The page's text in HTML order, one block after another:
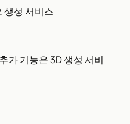
생성 서비스
가 기능은 3D 생성 서비